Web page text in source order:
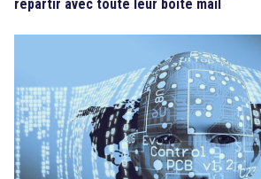
repartir avec toute leur boîte mail